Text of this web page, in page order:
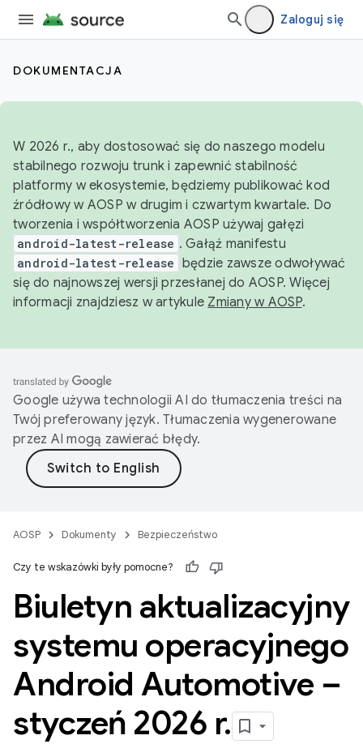
Zaloguj się
DOKUMENTACJA
W 2026 r., aby dostosować się do naszego modelu
stabilnego rozwoju trunk i zapewnić stabilność
platformy w ekosystemie, będziemy publikować kod
źródłowy w AOSP w drugim i czwartym kwartale. Do
tworzenia i współtworzenia AOSP używaj gałęzi
android-latest-release . Gałąź manifestu
android-latest-release będzie zawsze odwoływać
się do najnowszej wersji przesłanej do AOSP. Więcej
informacji znajdziesz w artykule Zmiany w AOSP.
Google używa technologii AI do tłumaczenia treści na
Twój preferowany język. Tłumaczenia wygenerowane
przez AI mogą zawierać błędy.
AOSP Dokumenty Bezpieczeństwo
Czy te wskazówki były pomocne?
Biuletyn aktualizacyjny
systemu operacyjnego
Android Automotive –
styczeń 2026 r.